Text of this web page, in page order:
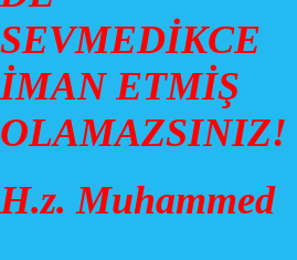
SEVMEDİKCE
İMAN ETMİŞ
OLAMAZSINIZ!
H.z. Muhammed